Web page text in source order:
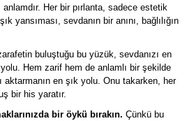
anlamdır. Her bir pırlanta, sadece estetik
yansıması, sevdanın bir anını, bağlılığın
buluştuğu bu yüzük, sevdanızı en
Hem zarif hem de anlamlı bir şekilde
aktarmanın en şık yolu. Onu takarken, her
bir his yaratır.
bir öykü bırakın. Çünkü bu